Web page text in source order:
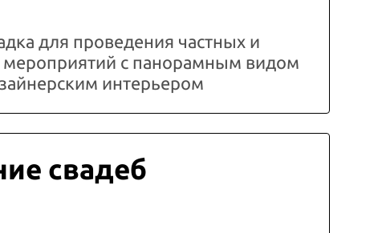
для проведения частных и
мероприятий с панорамным видом
интерьером
свадеб